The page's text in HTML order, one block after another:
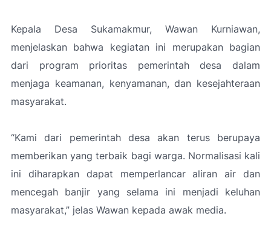
Kepala Desa Sukamakmur, Wawan Kurniawan,
menjelaskan bahwa kegiatan ini merupakan bagian
dari program prioritas pemerintah desa dalam
menjaga keamanan, kenyamanan, dan kesejahteraan
masyarakat.
“Kami dari pemerintah desa akan terus berupaya
memberikan yang terbaik bagi warga. Normalisasi kali
ini diharapkan dapat memperlancar aliran air dan
mencegah banjir yang selama ini menjadi keluhan
masyarakat,” jelas Wawan kepada awak media.